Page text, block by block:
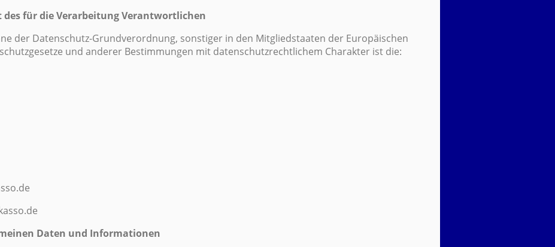
des für die Verarbeitung Verantwortlichen
der Datenschutz-Grundverordnung, sonstiger in den Mitgliedstaaten der Europäischen
und anderer Bestimmungen mit datenschutzrechtlichem Charakter ist die:
Daten und Informationen